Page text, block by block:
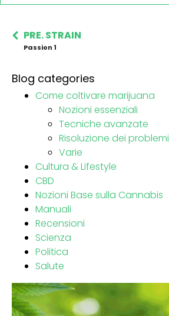
PRE. STRAIN
Passion 1
Blog categories
Come coltivare marijuana
Nozioni essenziali
Tecniche avanzate
Risoluzione dei problemi
Varie
Cultura & Lifestyle
CBD
Nozioni Base sulla Cannabis
Manuali
Recensioni
Scienza
Politica
Salute